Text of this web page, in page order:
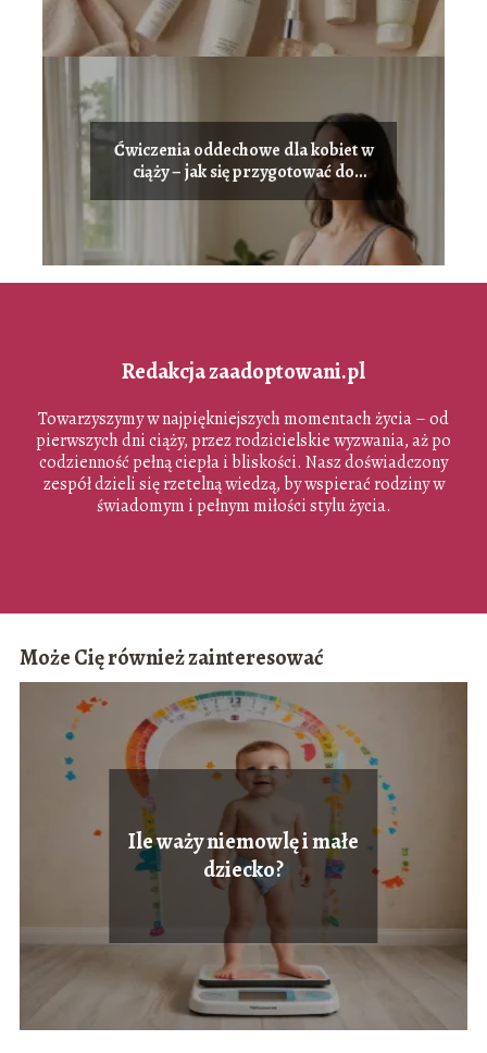
Ćwiczenia oddechowe dla kobiet w
ciąży – jak się przygotować do
Redakcja zaadoptowani.pl
Towarzyszymy w najpiękniejszych momentach życia – od
pierwszych dni ciąży, przez rodzicielskie wyzwania, aż po
codzienność pełną ciepła i bliskości. Nasz doświadczony
zespół dzieli się rzetelną wiedzą, by wspierać rodziny w
świadomym i pełnym miłości stylu życia.
Może Cię również zainteresować
Ile waży niemowlę i małe
dziecko?